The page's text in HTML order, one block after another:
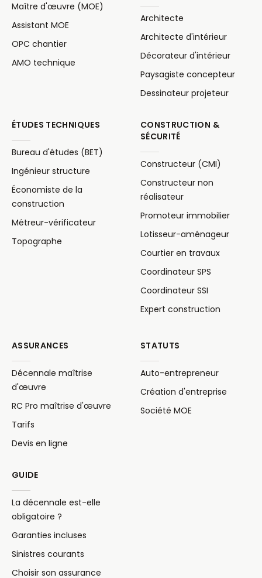
Maître d'œuvre (MOE)
Assistant MOE
OPC chantier
AMO technique
Architecte
Architecte d'intérieur
Décorateur d'intérieur
Paysagiste concepteur
Dessinateur projeteur
ÉTUDES TECHNIQUES
Bureau d'études (BET)
Ingénieur structure
Économiste de la
construction
Métreur-vérificateur
Topographe
CONSTRUCTION &
SÉCURITÉ
Constructeur (CMI)
Constructeur non
réalisateur
Promoteur immobilier
Lotisseur-aménageur
Courtier en travaux
Coordinateur SPS
Coordinateur SSI
Expert construction
ASSURANCES
Décennale maîtrise
d'œuvre
RC Pro maîtrise d'œuvre
Tarifs
Devis en ligne
STATUTS
Auto-entrepreneur
Création d'entreprise
Société MOE
GUIDE
La décennale est-elle
obligatoire ?
Garanties incluses
Sinistres courants
Choisir son assurance